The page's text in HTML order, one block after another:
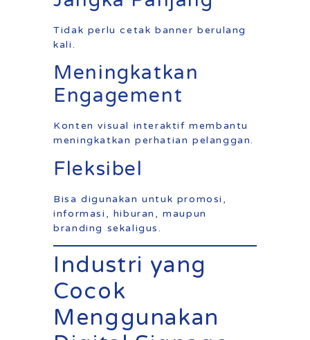
Tidak perlu cetak banner berulang
kali.
Meningkatkan
Engagement
Konten visual interaktif membantu
meningkatkan perhatian pelanggan.
Fleksibel
Bisa digunakan untuk promosi,
informasi, hiburan, maupun
branding sekaligus.
Industri yang
Cocok
Menggunakan